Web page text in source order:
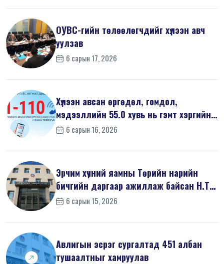
ОУВС-гийн төлөөлөгчдийг хүлээн авч
уулзав
6 сарын 17, 2026
Хүлээн авсан өргөдөл, гомдол,
мэдээллийн 55.0 хувь нь гэмт хэргийн
шин...
6 сарын 16, 2026
Эрчим хүчний яамны Төрийн нарийн
бичгийн даргаар ажиллаж байсан Н.Т
на...6 сарын 15, 2026
Авлигын эсрэг сургалтад 451 албан
тушаалтныг хамруулав